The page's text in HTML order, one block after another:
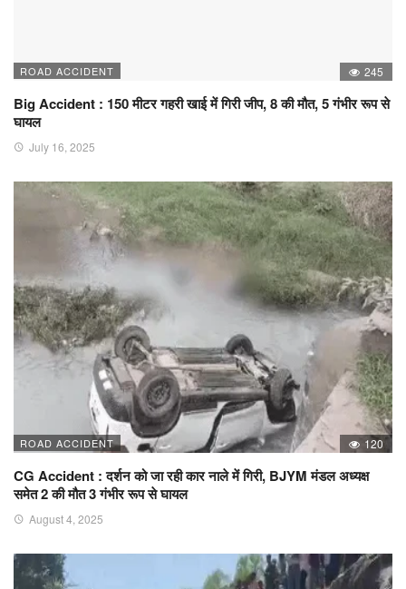
ROAD ACCIDENT 245
Big Accident : 150 मीटर गहरी खाई में गिरी जीप, 8 की मौत, 5 गंभीर रूप से
घायल
July 16, 2025
ROAD ACCIDENT 120
CG Accident : दर्शन को जा रही कार नाले में गिरी, BJYM मंडल अध्यक्ष
समेत 2 की मौत 3 गंभीर रूप से घायल
August 4, 2025